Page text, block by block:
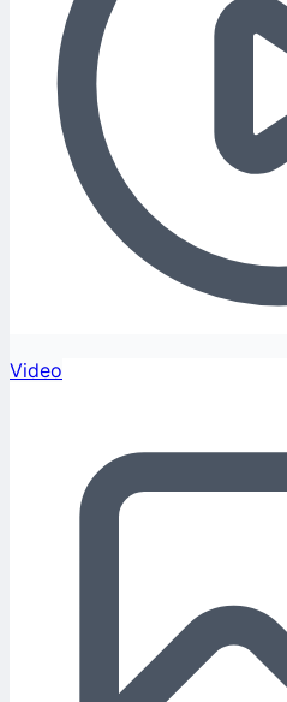
Video